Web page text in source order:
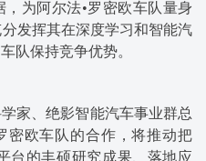
为阿尔法•罗密欧车队量身
发挥其在深度学习和智能汽
队保持竞争优势。
家、绝影智能汽车事业群总
密欧车队的合作，将推动把
台的丰硕研究成果、落地应